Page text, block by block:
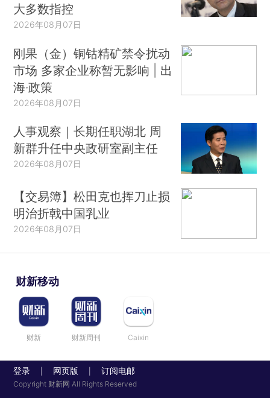
大多数指控
2026年08月07日
刚果（金）铜钴精矿禁令扰动
市场 多家企业称暂无影响 | 出
海·政策
2026年08月07日
人事观察｜长期任职湖北 周
新群升任中央政研室副主任
2026年08月07日
【交易簿】松田克也挥刀止损
明治折戟中国乳业
2026年08月07日
财新移动
财新 财新周刊 Caixin
登录 网页版 订阅电邮
Copyright 财新网 All Rights Reserved